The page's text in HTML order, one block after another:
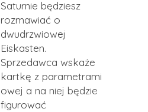
Saturnie będziesz
rozmawiać o
dwudrzwiowej
Eiskasten.
Sprzedawca wskaże
kartkę z parametrami
owej a na niej będzie
figurować